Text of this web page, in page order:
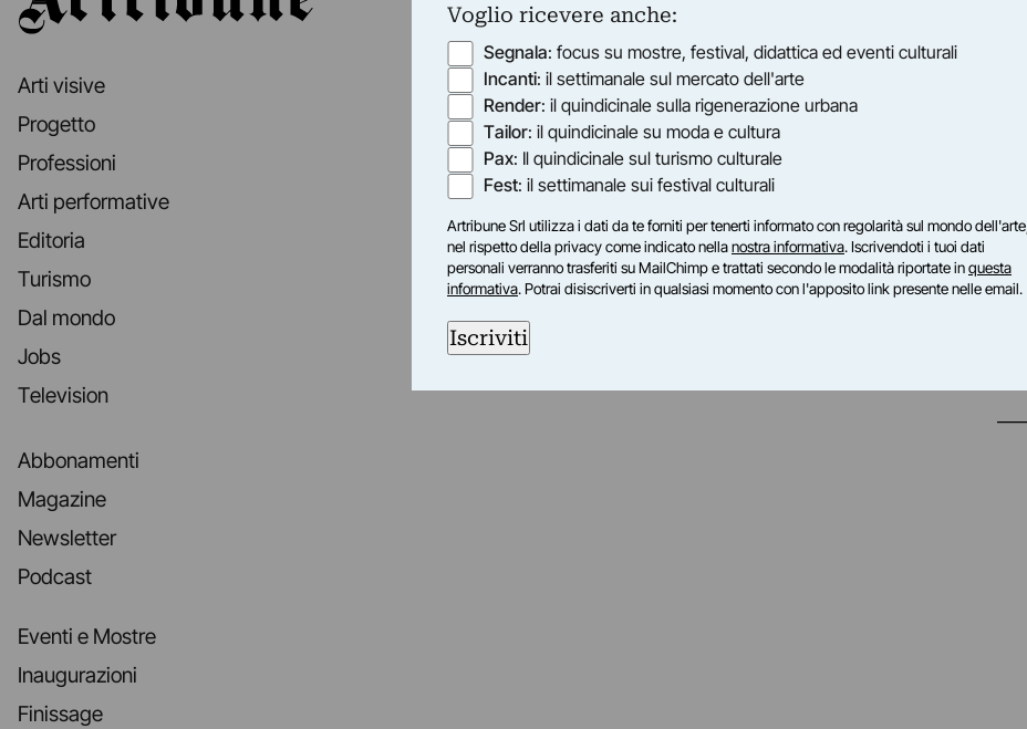
Arti visive
Progetto
Professioni
Arti performative
Editoria
Turismo
Dal mondo
Jobs
Television
Abbonamenti
Magazine
Newsletter
Podcast
Eventi e Mostre
Inaugurazioni
Finissage
Voglio ricevere anche:
Segnala: focus su mostre, festival, didattica ed eventi culturali
Incanti: il settimanale sul mercato dell'arte
Render: il quindicinale sulla rigenerazione urbana
Tailor: il quindicinale su moda e cultura
Pax: Il quindicinale sul turismo culturale
Fest: il settimanale sui festival culturali
Artribune Srl utilizza i dati da te forniti per tenerti informato con regolarità sul mondo dell'arte,
nel rispetto della privacy come indicato nellanostra informativa. Iscrivendoti i tuoi dati
personali verranno trasferiti su MailChimp e trattati secondo le modalità riportate inquesta
informativa. Potrai disiscriverti in qualsiasi momento con l'apposito link presente nelle email.
Iscriviti